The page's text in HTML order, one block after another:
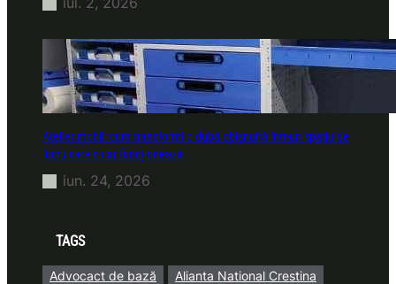
Atelier mobil: cum transformi o dubă obișnuită într-un spațiu de
lucru care chiar funcționează
iun. 24, 2026
TAGS
Advocact de bază
Alianta National Crestina